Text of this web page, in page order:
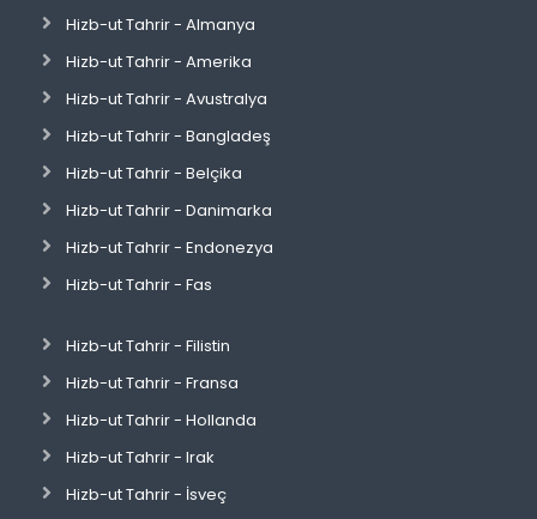
Hizb-ut Tahrir - Almanya
Hizb-ut Tahrir - Amerika
Hizb-ut Tahrir - Avustralya
Hizb-ut Tahrir - Bangladeş
Hizb-ut Tahrir - Belçika
Hizb-ut Tahrir - Danimarka
Hizb-ut Tahrir - Endonezya
Hizb-ut Tahrir - Fas
Hizb-ut Tahrir - Filistin
Hizb-ut Tahrir - Fransa
Hizb-ut Tahrir - Hollanda
Hizb-ut Tahrir - Irak
Hizb-ut Tahrir - İsveç